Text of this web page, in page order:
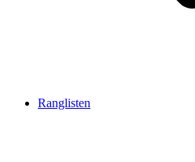
Ranglisten